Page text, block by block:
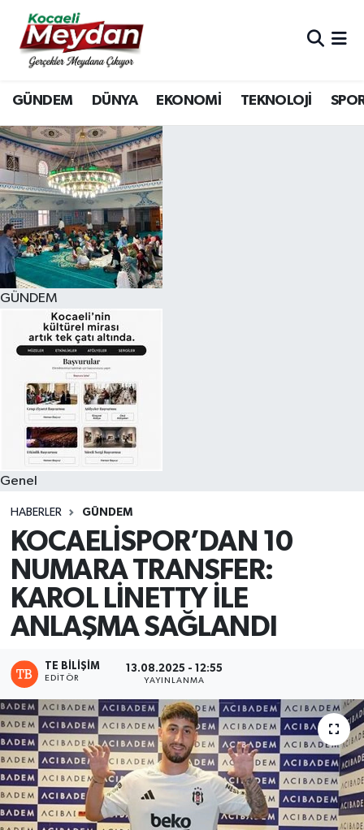
GÜNDEM DÜNYA EKONOMİ TEKNOLOJİ
GÜNDEM
Genel
HABERLER GÜNDEM
KOCAELİSPOR’DAN 10
NUMARA TRANSFER:
KAROL LİNETTY İLE
ANLAŞMA SAĞLANDI
TE BILIŞIM
EDITÖR
13.08.2025 - 12:55
YAYINLANMA
Nöbetçi Eczaneler
Hava Durumu
Trafik Durumu
Süper Lig Puan Durumu ve Fikstür
Tüm Manşetler
Son Dakika Haberleri
Haber Arşivi